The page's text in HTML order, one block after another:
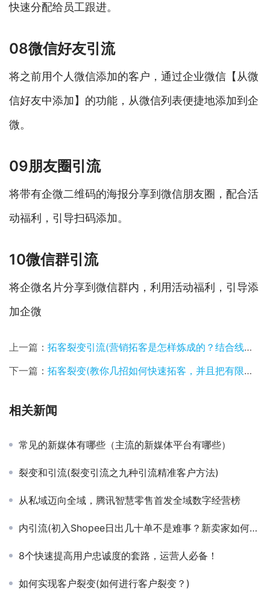
快速分配给员工跟进。
08微信好友引流
将之前用个人微信添加的客户，通过企业微信【从微
信好友中添加】的功能，从微信列表便捷地添加到企
微。
09朋友圈引流
将带有企微二维码的海报分享到微信朋友圈，配合活
动福利，引导扫码添加。
10微信群引流
将企微名片分享到微信群内，利用活动福利，引导添
加企微
上一篇： 拓客裂变引流(营销拓客是怎样炼成的？结合线下与线上实现引流+扩散+分享)
下一篇： 拓客裂变(教你几招如何快速拓客，并且把有限的资源更大程度的实现裂变)
相关新闻
常见的新媒体有哪些（主流的新媒体平台有哪些）
裂变和引流(裂变引流之九种引流精准客户方法)
从私域迈向全域，腾讯智慧零售首发全域数字经营榜
内引流(初入Shopee日出几十单不是难事？新卖家如何搞定Shopee站内外引流)
8个快速提高用户忠诚度的套路，运营人必备！
如何实现客户裂变(如何进行客户裂变？)